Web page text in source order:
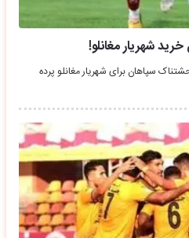
شهریار مغانلو!
سپاهان برای شهریار مغانلو پرده